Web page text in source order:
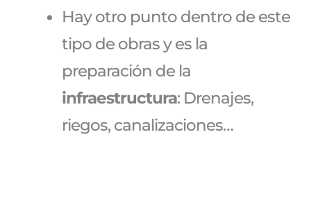
Hay otro punto dentro de este
tipo de obras y es la
preparación de la
infraestructura: Drenajes,
riegos, canalizaciones…